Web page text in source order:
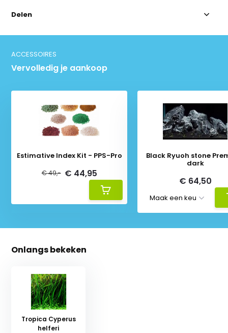
Delen
ACCESSOIRES
Vervolledig je aankoop
Estimative Index Kit - PPS-Pro
€ 49,- € 44,95
Black Ryuoh stone
dark
€ 64,50
Onlangs bekeken
Tropica Cyperus
helferi